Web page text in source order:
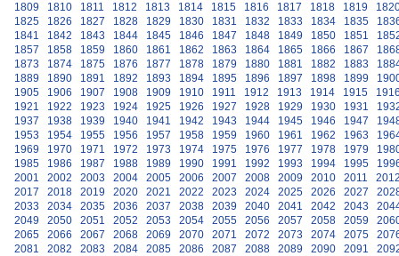
1809
1810 1811 1812 1813 1814 1815 1816 1817 1818 1819
1825
1826 1827 1828 1829 1830 1831 1832 1833 1834 1835
1841
1842 1843 1844 1845 1846 1847 1848 1849 1850 1851
1857
1858 1859 1860 1861 1862 1863 1864 1865 1866 1867
1873
1874 1875 1876 1877 1878 1879 1880 1881 1882 1883
1889
1890 1891 1892 1893 1894 1895 1896 1897 1898 1899
1905
1906 1907 1908 1909 1910 1911 1912 1913 1914 1915
1921
1922 1923 1924 1925 1926 1927 1928 1929 1930 1931
1937
1938 1939 1940 1941 1942 1943 1944 1945 1946 1947
1953
1954 1955 1956 1957 1958 1959 1960 1961 1962 1963
1969
1970 1971 1972 1973 1974 1975 1976 1977 1978 1979
1985
1986 1987 1988 1989 1990 1991 1992 1993 1994 1995
2001
2002 2003 2004 2005 2006 2007 2008 2009 2010 2011
2017
2018 2019 2020 2021 2022 2023 2024 2025 2026 2027
2033
2034 2035 2036 2037 2038 2039 2040 2041 2042 2043
2049
2050 2051 2052 2053 2054 2055 2056 2057 2058 2059
2065
2066 2067 2068 2069 2070 2071 2072 2073 2074 2075
2081
2082 2083 2084 2085 2086 2087 2088 2089 2090 2091